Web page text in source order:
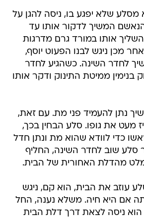
מסלע שלא יפגע בו, ניסה להגן על
הנאשם המשיך לדקור אותו עד
אותו במורד גרם מדרגות
מכן ניגש לבנו הפעוט יוסף,
לחדר השינה. כשהגיע לחדר
בנימין ממיטת התינוק ודקר אותו
נתן להעמיד פני מת. עם זאת,
מעט את גופו. סלע הבחין בכך,
כדי לוודא שהוא מת ונתן חדל
סלע שוב לחדר השינה, החליף
מהדלת האחורית של הבית.
עוזב את הבית, הוא קם, ניגש
אם היא חיה. משלא נענה, החל
ניסה לצאת דרך דלת הבית